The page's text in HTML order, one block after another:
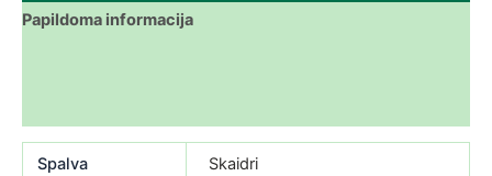
Papildoma informacija
Spalva Skaidri